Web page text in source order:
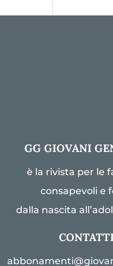
GG GIOVANI
è la rivista per le
consapevoli e
dalla nascita
CONTATTI